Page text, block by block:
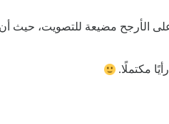
الأرجح مضيعة للتصويت، حيث
مكتملًا.